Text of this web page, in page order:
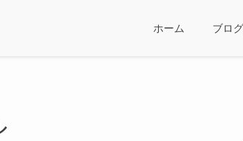
ホーム ブロ